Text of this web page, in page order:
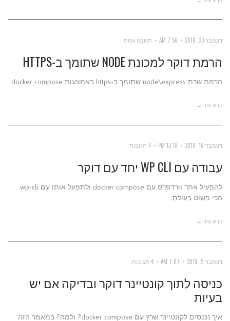
דצמבר 23, 2018 7:56 AM תגובה אחת
הרמת דוקר למכונת NODE שתומך ב-HTTPS
הרמת שרת node\express שתומך ב-https באמצעות docker compose
קרא עוד ←
דצמבר 16, 2018 12:18 PM 4 תגובות
עבודה עם WP CLI יחד עם דוקר
להפעיל אתר וורדפרס עם docker compose ולתפעל אותו עם wp-cli.
הכי פשוט בעולם.
קרא עוד ←
דצמבר 9, 2018 7:07 AM 4 תגובות
כניסה לתוך קונטיינר דוקר ובדיקה אם יש
בעיות
איך נכנסים לקונטיינר שרץ עם docker compose? ולמה? במאמר הזה